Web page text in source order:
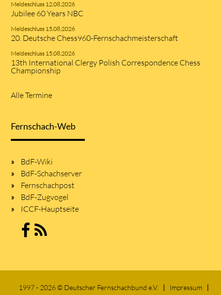
Meldeschluss 12.08.2026
Jubilee 60 Years NBC
Meldeschluss 15.08.2026
20. Deutsche Chess960-Fernschachmeisterschaft
Meldeschluss 15.08.2026
13th International Clergy Polish Correspondence Chess
Championship
Alle Termine
Fernschach-Web
BdF-Wiki
BdF-Schachserver
Fernschachpost
BdF-Zugvogel
ICCF-Hauptseite
1997 - 2026 © Deutscher Fernschachbund e.V. Impressum